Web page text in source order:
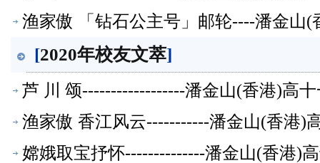
渔家傲 「钻石公主号」邮轮----潘金山
[2020年校友文萃]
芦 川 颂------------------潘金山(香港)高
渔家傲 香江风云-----------潘金山(香港)
嫦娥取宝抒怀--------------潘金山(香港)